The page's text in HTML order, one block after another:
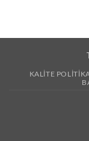
KALITE